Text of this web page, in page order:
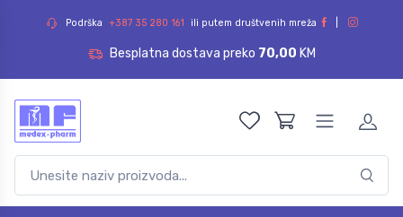
Podrška +387 35 280 161 ili putem društvenih mreža
Besplatna dostava preko 70,00 KM